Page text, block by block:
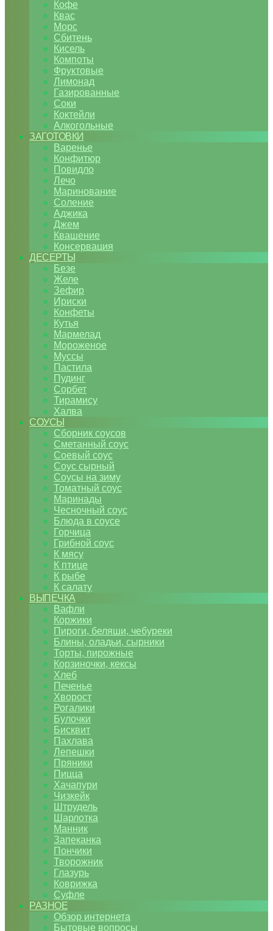
Кофе
Квас
Морс
Сбитень
Кисель
Компоты
Фруктовые
Лимонад
Газированные
Соки
Коктейли
Алкогольные
ЗАГОТОВКИ
Варенье
Конфитюр
Повидло
Лечо
Маринование
Соление
Аджика
Джем
Квашение
Консервация
ДЕСЕРТЫ
Безе
Желе
Зефир
Ириски
Конфеты
Кутья
Мармелад
Мороженое
Муссы
Пастила
Пудинг
Сорбет
Тирамису
Халва
СОУСЫ
Сборник соусов
Сметанный соус
Соевый соус
Соус сырный
Соусы на зиму
Томатный соус
Маринады
Чесночный соус
Блюда в соусе
Горчица
Грибной соус
К мясу
К птице
К рыбе
К салату
ВЫПЕЧКА
Вафли
Коржики
Пироги, беляши, чебуреки
Блины, оладьи, сырники
Торты, пирожные
Корзиночки, кексы
Хлеб
Печенье
Хворост
Рогалики
Булочки
Бисквит
Пахлава
Лепешки
Пряники
Пицца
Хачапури
Чизкейк
Штрудель
Шарлотка
Манник
Запеканка
Пончики
Творожник
Глазурь
Коврижка
Суфле
РАЗНОЕ
Обзор интернета
Бытовые вопросы